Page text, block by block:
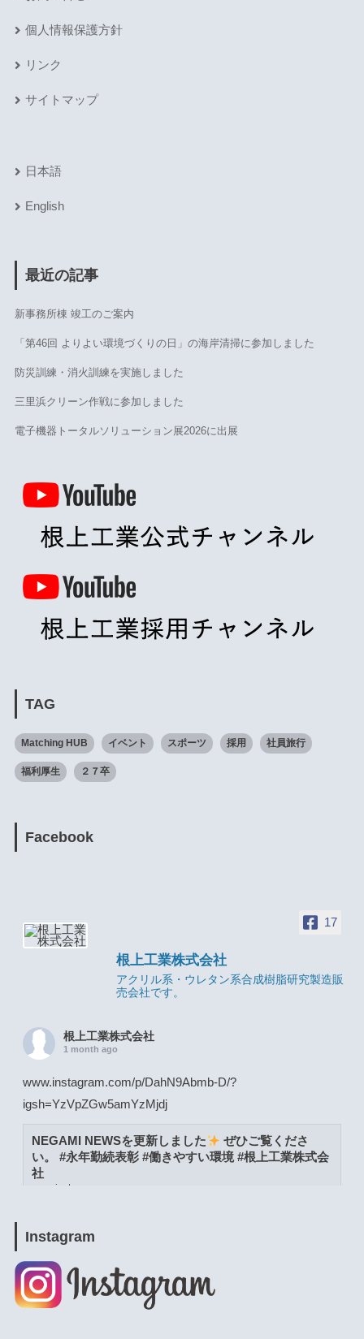
個人情報保護方針
リンク
サイトマップ
日本語
English
最近の記事
新事務所棟 竣工のご案内
「第46回 よりよい環境づくりの日」の海岸清掃に参加しました
防災訓練・消火訓練を実施しました
三里浜クリーン作戦に参加しました
電子機器トータルソリューション展2026に出展
TAG
Matching HUB イベント スポーツ 採用 社員旅行
福利厚生 ２７卒
Facebook
17
根上工業株式会社
アクリル系・ウレタン系合成樹脂研究製造販
売会社です。
根上工業株式会社
1 month ago
www.instagram.com/p/DahN9Abmb-D/?
igsh=YzVpZGw5amYzMjdj
NEGAMI NEWSを更新しました
ぜひご覧くださ
い。 #永年勤続表彰 #働きやすい環境 #根上工業株式会
社
www.instagram.com
根上工業株式会社
1 month ago
Instagram